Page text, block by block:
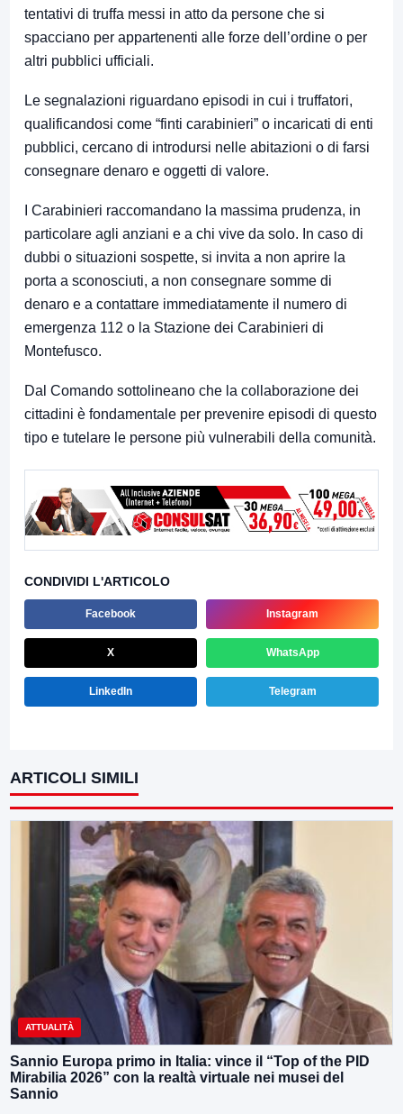
tentativi di truffa messi in atto da persone che si
spacciano per appartenenti alle forze dell’ordine o per
altri pubblici ufficiali.
Le segnalazioni riguardano episodi in cui i truffatori,
qualificandosi come “finti carabinieri” o incaricati di enti
pubblici, cercano di introdursi nelle abitazioni o di farsi
consegnare denaro e oggetti di valore.
I Carabinieri raccomandano la massima prudenza, in
particolare agli anziani e a chi vive da solo. In caso di
dubbi o situazioni sospette, si invita a non aprire la
porta a sconosciuti, a non consegnare somme di
denaro e a contattare immediatamente il numero di
emergenza 112 o la Stazione dei Carabinieri di
Montefusco.
Dal Comando sottolineano che la collaborazione dei
cittadini è fondamentale per prevenire episodi di questo
tipo e tutelare le persone più vulnerabili della comunità.
CONDIVIDI L'ARTICOLO
Facebook Instagram
X WhatsApp
LinkedIn Telegram
ARTICOLI SIMILI
ATTUALITÀ
Sannio Europa primo in Italia: vince il “Top of the PID
Mirabilia 2026” con la realtà virtuale nei musei del
Sannio